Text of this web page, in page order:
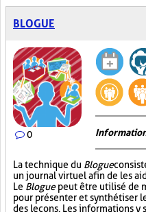
BLOGUE
0
La technique du Blogue
un journal virtuel afin de les
Le Bloguepeut être utilisé de
pour présenter et synthétiser
des leçons. Les informations y